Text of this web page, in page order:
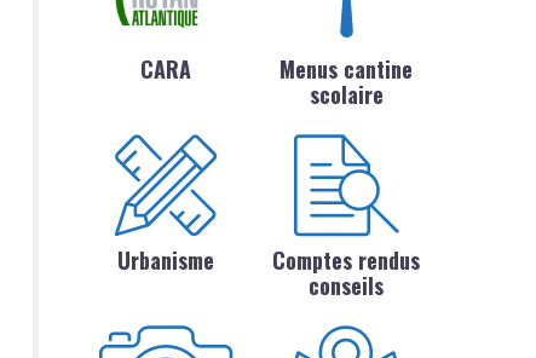
CARA
Menus cantine
scolaire
Urbanisme
Comptes rendus
conseils